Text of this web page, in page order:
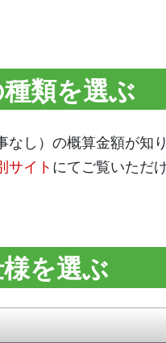
類を選ぶ
し）の概算金額が知
サイトにてご覧いただ
を選ぶ